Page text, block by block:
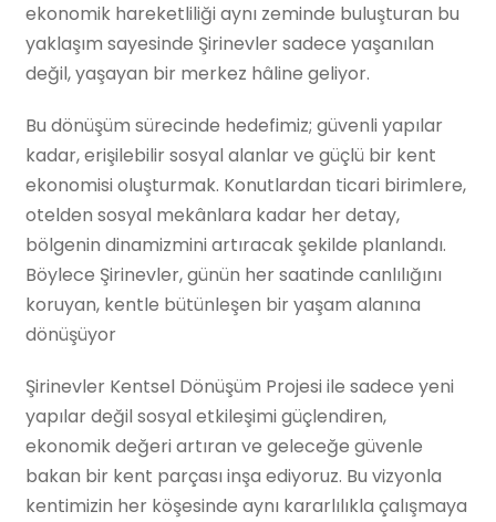
ekonomik hareketliliği aynı zeminde buluşturan bu
yaklaşım sayesinde Şirinevler sadece yaşanılan
değil, yaşayan bir merkez hâline geliyor.
Bu dönüşüm sürecinde hedefimiz; güvenli yapılar
kadar, erişilebilir sosyal alanlar ve güçlü bir kent
ekonomisi oluşturmak. Konutlardan ticari birimlere,
otelden sosyal mekânlara kadar her detay,
bölgenin dinamizmini artıracak şekilde planlandı.
Böylece Şirinevler, günün her saatinde canlılığını
koruyan, kentle bütünleşen bir yaşam alanına
dönüşüyor
Şirinevler Kentsel Dönüşüm Projesi ile sadece yeni
yapılar değil sosyal etkileşimi güçlendiren,
ekonomik değeri artıran ve geleceğe güvenle
bakan bir kent parçası inşa ediyoruz. Bu vizyonla
kentimizin her köşesinde aynı kararlılıkla çalışmaya